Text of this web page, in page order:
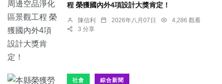
程 榮獲國內外4項設計大獎肯定！
陳信利 2026年八月07日
4,286 觀看
3 分享
社會 綜合新聞